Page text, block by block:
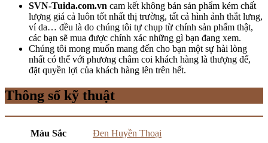
SVN-Tuida.com.vn cam kết không bán sản phẩm kém chất
lượng giá cả luôn tốt nhất thị trường, tất cả hình ảnh thắt lưng,
ví da… đều là do chúng tôi tự chụp từ chính sản phẩm thật,
các bạn sẽ mua được chính xác những gì bạn đang xem.
Chúng tôi mong muốn mang đến cho bạn một sự hài lòng
nhất có thể với phương châm coi khách hàng là thượng đế,
đặt quyền lợi của khách hàng lên trên hết.
Thông số kỹ thuật
Màu Sắc Đen Huyền Thoại